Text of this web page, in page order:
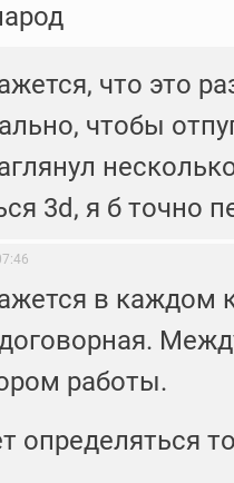
что это
чтобы
3d, я б точно
в каждом
работы.
определяться